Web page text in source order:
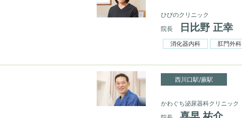
ひびのクリニック
院長
日比野 正幸
消化器内科 肛門外科
西川口駅/蕨駅
かわぐち泌尿器科クリニック
喜早 祐介